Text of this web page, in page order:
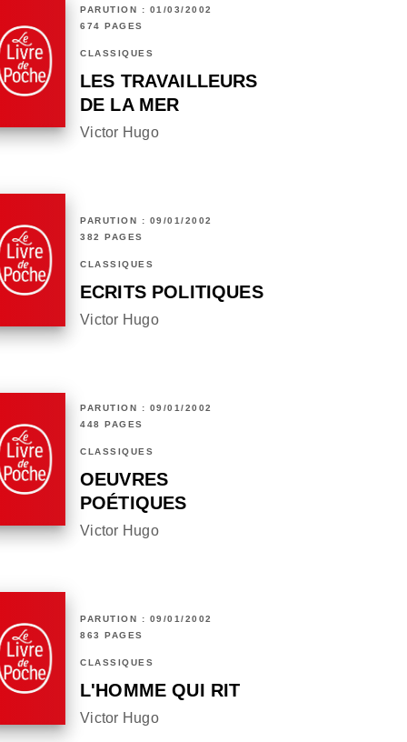
PARUTION : 01/03/2002
674 PAGES
CLASSIQUES
LES TRAVAILLEURS
DE LA MER
Victor Hugo
PARUTION : 09/01/2002
382 PAGES
CLASSIQUES
ECRITS POLITIQUES
Victor Hugo
PARUTION : 09/01/2002
448 PAGES
CLASSIQUES
OEUVRES
POÉTIQUES
Victor Hugo
PARUTION : 09/01/2002
863 PAGES
CLASSIQUES
L'HOMME QUI RIT
Victor Hugo